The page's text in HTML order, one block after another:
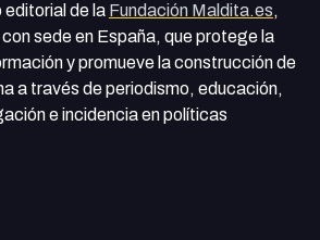
de la Fundación Maldita.es,
con sede en España, que protege la
y promueve la construcción de
a través de periodismo, educación,
e incidencia en políticas